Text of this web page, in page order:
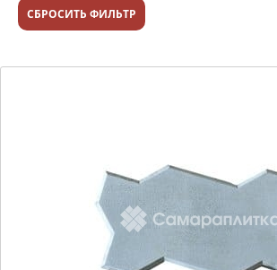
СБРОСИТЬ ФИЛЬТР